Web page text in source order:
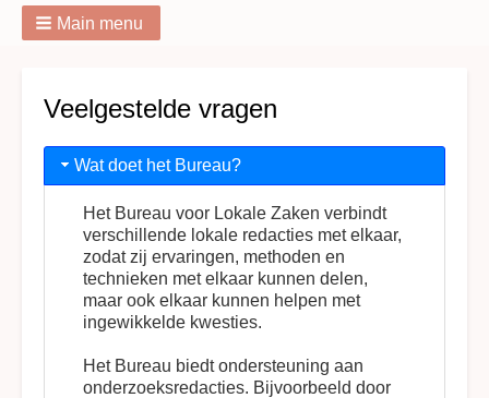
Main menu
Veelgestelde vragen
Wat doet het Bureau?
Het Bureau voor Lokale Zaken verbindt
verschillende lokale redacties met elkaar,
zodat zij ervaringen, methoden en
technieken met elkaar kunnen delen,
maar ook elkaar kunnen helpen met
ingewikkelde kwesties.
Het Bureau biedt ondersteuning aan
onderzoeksredacties. Bijvoorbeeld door